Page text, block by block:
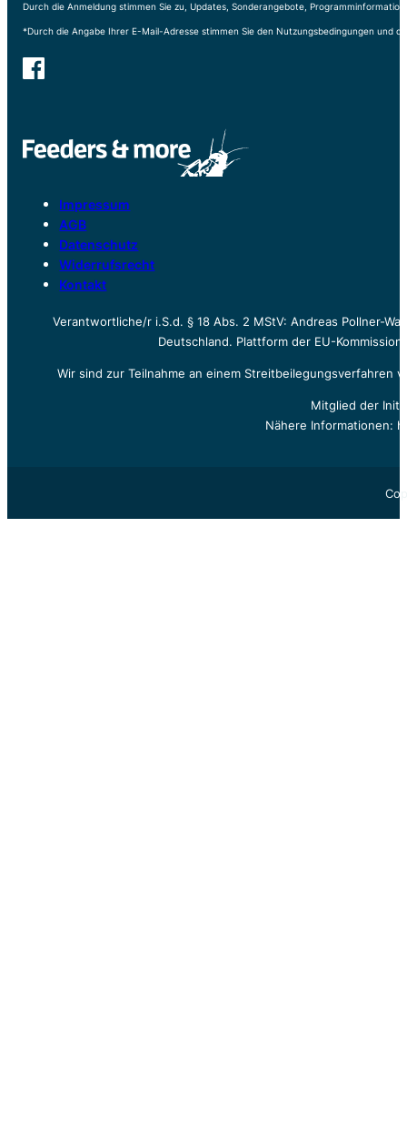
Durch die Anmeldung stimmen Sie zu, Updates, Sonderangebote,
*Durch die Angabe Ihrer E-Mail-Adresse stimmen Sie den Nutzungsbedingungen und
Impressum
AGB
Datenschutz
Widerrufsrecht
Kontakt
Verantwortliche/r i.S.d. § 18 Abs. 2 MStV: Andreas Pollner-
Deutschland. Plattform der EU-
Wir sind zur Teilnahme an einem
Mitglied der
Nähere Informationen: